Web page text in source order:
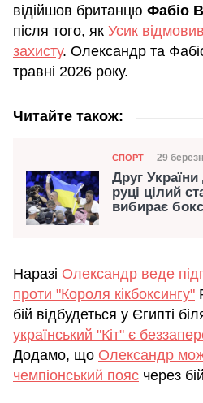
відійшов британцю Фабіо
після того, як Усик
захисту. Олександр та
травні 2026 року.
Читайте також:
Категорія
СПОРТ Дата
29
Друг
руці цілий
вибирає
Наразі Олександр веде
проти "Короля кікбоксингу"
бій відбудеться у Єгипті
український "Кіт" є
Додамо, що Олександр
чемпіонський пояс через